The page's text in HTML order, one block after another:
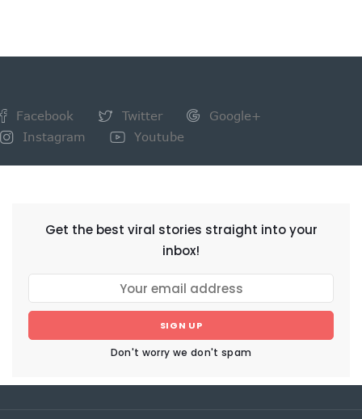
Facebook Twitter
Google+
Instagram
Youtube
Get the best viral stories straight into your
inbox!
SIGN UP
Don't worry we don't spam